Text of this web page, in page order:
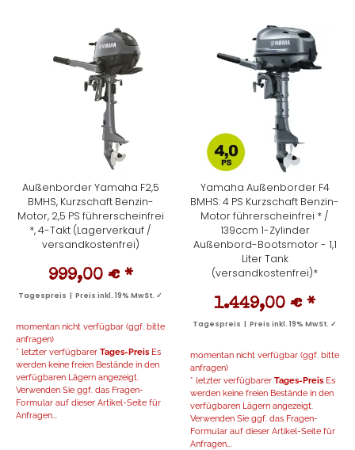
Außenborder Yamaha F2,5
BMHS, Kurzschaft Benzin-
Motor, 2,5 PS führerscheinfrei
*, 4-Takt (Lagerverkauf /
versandkostenfrei)
999,00 € *
Tagespreis | Preis inkl. 19% MwSt. ✓
momentan nicht verfügbar (ggf. bitte
anfragen)
* letzter verfügbarer Tages-Preis Es
werden keine freien Bestände in den
verfügbaren Lägern angezeigt.
Verwenden Sie ggf. das Fragen-
Formular auf dieser Artikel-Seite für
Anfragen...
Yamaha Außenborder F4
BMHS: 4 PS Kurzschaft Benzin-
Motor führerscheinfrei * /
139ccm 1-Zylinder
Außenbord-Bootsmotor - 1,1
Liter Tank
(versandkostenfrei)*
1.449,00 € *
Tagespreis | Preis inkl. 19% MwSt. ✓
momentan nicht verfügbar (ggf. bitte
anfragen)
* letzter verfügbarer Tages-Preis Es
werden keine freien Bestände in den
verfügbaren Lägern angezeigt.
Verwenden Sie ggf. das Fragen-
Formular auf dieser Artikel-Seite für
Anfragen...